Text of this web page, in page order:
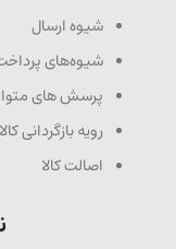
شیوه ارسال
شیوه‌های
پرسش های
رویه بازگردانی کالا
اصالت کالا